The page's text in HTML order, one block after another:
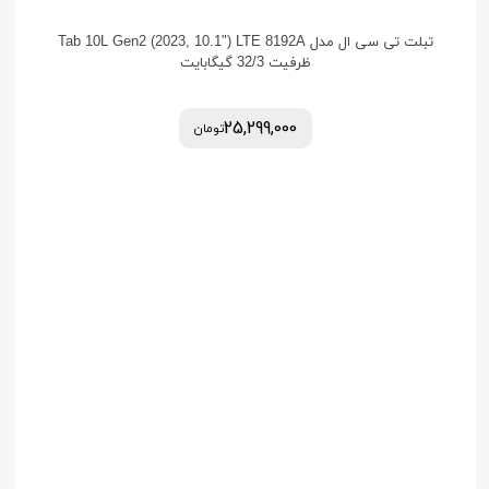
تبلت تی سی ال مدل Tab 10L Gen2 (2023, 10.1") LTE 8192A
ظرفیت 32/3 گیگابایت
25,299,000تومان